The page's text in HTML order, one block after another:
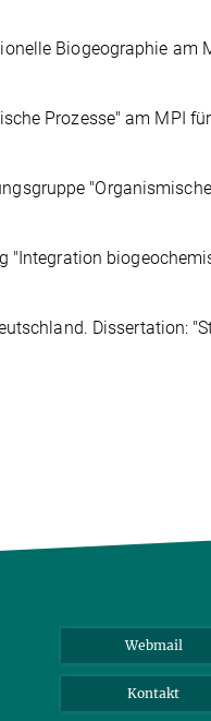
Biogeographie am
Prozesse" am MPI
Dissertation:
Webmail
Kontakt